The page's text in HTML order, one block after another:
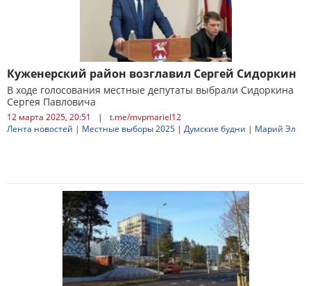
Куженерский район возглавил Сергей Сидоркин
В ходе голосования местные депутаты выбрали Сидоркина
Сергея Павловича
12 марта 2025, 20:51 |
t.me/mvpmariel12
Лента новостей | Местные выборы 2025 | Думские будни | Марий Эл